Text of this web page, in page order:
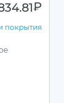
руб.
покрытия